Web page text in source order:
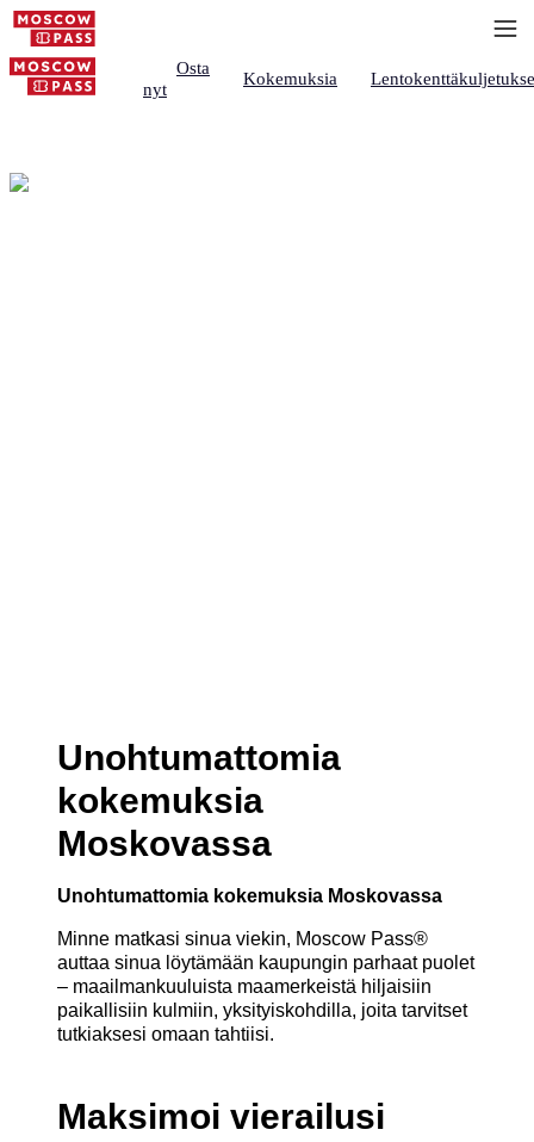
Osta
nyt
Kokemuksia
Unohtumattomia
kokemuksia
Moskovassa
Unohtumattomia kokemuksia Moskovassa
Minne matkasi sinua viekin, Moscow Pass®
auttaa sinua löytämään kaupungin parhaat puolet
– maailmankuuluista maamerkeistä hiljaisiin
paikallisiin kulmiin, yksityiskohdilla, joita tarvitset
tutkiaksesi omaan tahtiisi.
Maksimoi vierailusi